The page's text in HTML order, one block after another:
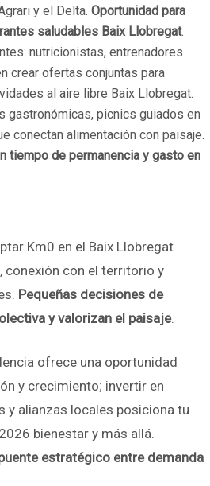
y el Delta. Oportunidad para
saludables Baix Llobregat.
nutricionistas, entrenadores
crear ofertas conjuntas para
al aire libre Baix Llobregat.
gastronómicas, picnics guiados en
conectan alimentación con paisaje.
tiempo de permanencia y gasto en
Km0 en el Baix Llobregat
con el territorio y
Pequeñas decisiones de
y valorizan el paisaje.
ofrece una oportunidad
y crecimiento; invertir en
y alianzas locales posiciona tu
bienestar y más allá.
estratégico entre demanda